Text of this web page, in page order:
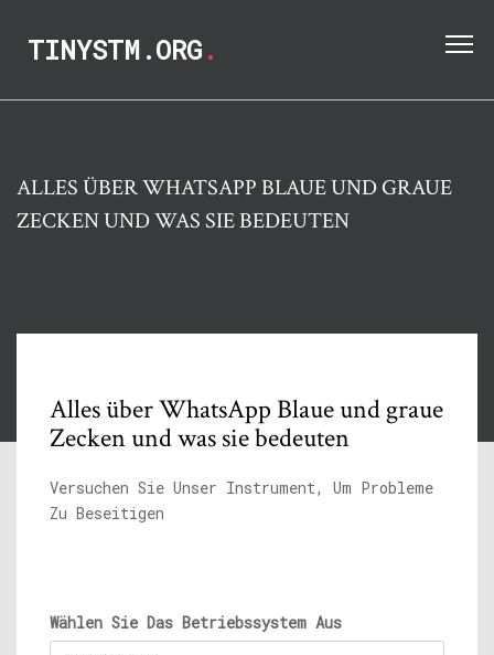
TINYSTM.ORG.
ALLES ÜBER WHATSAPP BLAUE UND GRAUE
ZECKEN UND WAS SIE BEDEUTEN
Alles über WhatsApp Blaue und graue
Zecken und was sie bedeuten
Versuchen Sie Unser Instrument, Um Probleme
Zu Beseitigen
Wählen Sie Das Betriebssystem Aus